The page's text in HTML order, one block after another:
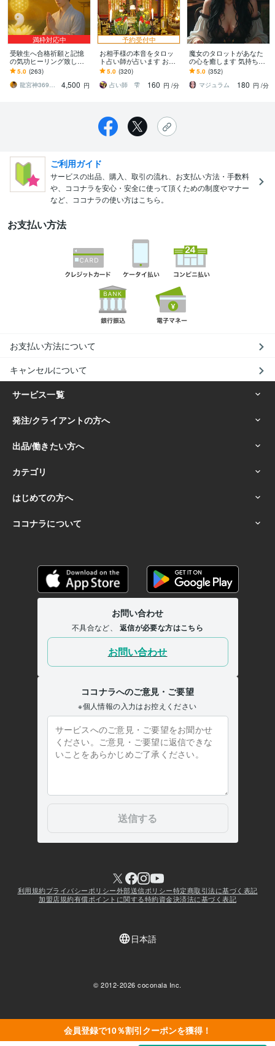
会員登録で10％割引クーポンを獲得！
満枠対応中
受験生へ合格祈願と記憶
の気功ヒーリング致しま
す 30日記憶の気功で受験
生を応援☆親御様も応援
5.0 (263)
龍宮神369叶龍大
4,500 円
予約受付中
お相手様の本音をタロッ
ト占い師が占います お相
手様の気持ち、相性、未
来、改善策など、お答え
します！
5.0 (320)
占い師 雫
160 円 /分
魔女のタロットがあなた
の心を癒します 気持ちを
声で届けたい。分かりや
すい、モヤモヤをスッキ
リへ
5.0 (352)
マジュラム
180 円 /分
ご利用ガイド
サービスの出品、購入、取引の流れ、お支払い方法・手数料
や、ココナラを安心・安全に使って頂くための制度やマナー
など、ココナラの使い方はこちら。
お支払い方法
お支払い方法について
キャンセルについて